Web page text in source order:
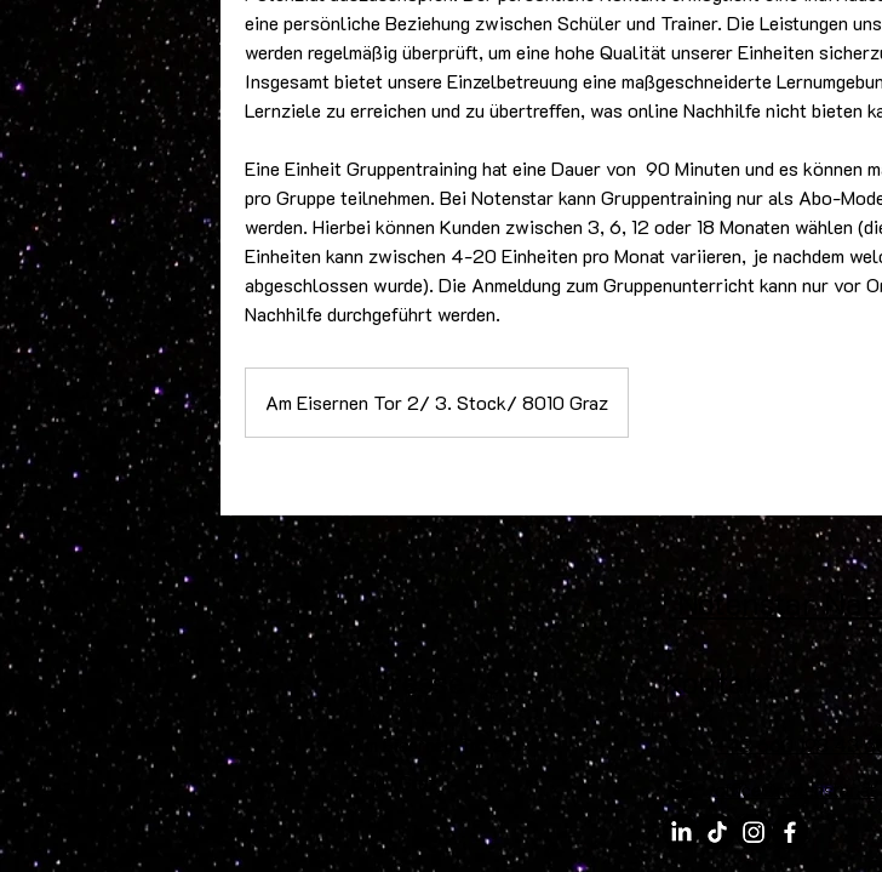
eine persönliche Beziehung zwischen Schüler und Trainer. Die Leistungen
werden regelmäßig überprüft, um eine hohe Qualität unserer Einheiten
Insgesamt bietet unsere Einzelbetreuung eine maßgeschneiderte
Lernziele zu erreichen und zu übertreffen, was online Nachhilfe nicht bieten
Eine Einheit Gruppentraining hat eine Dauer von 90 Minuten und es können
pro Gruppe teilnehmen. Bei Notenstar kann Gruppentraining nur als Abo-
werden. Hierbei können Kunden zwischen 3, 6, 12 oder 18 Monaten wählen
Einheiten kann zwischen 4-20 Einheiten pro Monat variieren, je nachdem
abgeschlossen wurde). Die Anmeldung zum Gruppenunterricht kann nur vor
Nachhilfe durchgeführt werden.
Am Eisernen Tor 2/ 3. Stock/ 8010 Graz
Notenstar
Adresse
Am
Eisernen Tor 2,
8010 Graz
Kontakt
+43 660 193 43 68
office@notenstar.at